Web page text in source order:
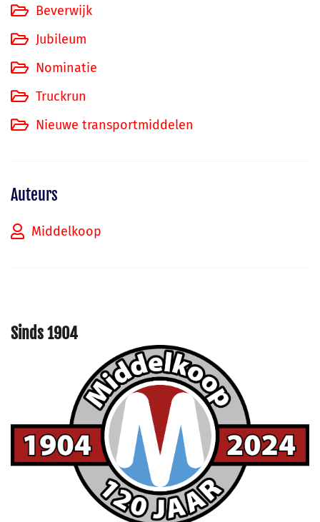
Beverwijk
Jubileum
Nominatie
Truckrun
Nieuwe transportmiddelen
Auteurs
Middelkoop
Sinds 1904